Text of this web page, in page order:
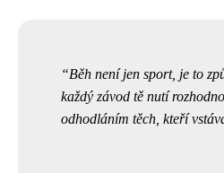
Běh není jen sport, je to
každý závod tě nutí
odhodláním těch, kteří